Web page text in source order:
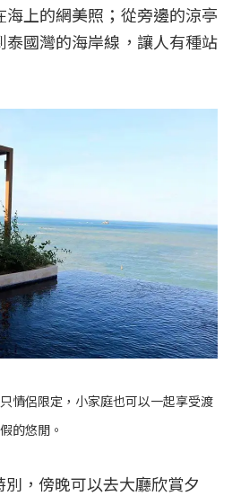
上的網美照；從旁邊的涼亭
國灣的海岸線，讓人有種站
情侶限定，小家庭也可以一起享受渡
假的悠閒。
別，傍晚可以去大廳欣賞夕